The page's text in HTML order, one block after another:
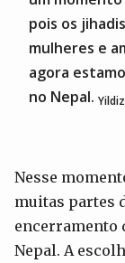
pois os
mulheres e
agora
no Nepal.
Nesse
muitas partes
encerramento
Nepal. A